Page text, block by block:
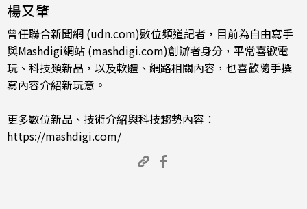
楊又肇
曾任聯合新聞網 (udn.com)數位頻道記者，目前為自由寫手
與Mashdigi網站 (mashdigi.com)創辦者身分，平常喜歡電
玩、科技類新品，以及軟體、網路相關內容，也喜歡隨手撰
寫內容介紹新玩意。
更多數位新品、技術介紹與科技趨勢內容：
https://mashdigi.com/